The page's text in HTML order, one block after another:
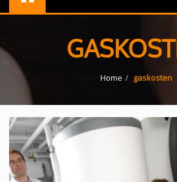
Home gaskosten